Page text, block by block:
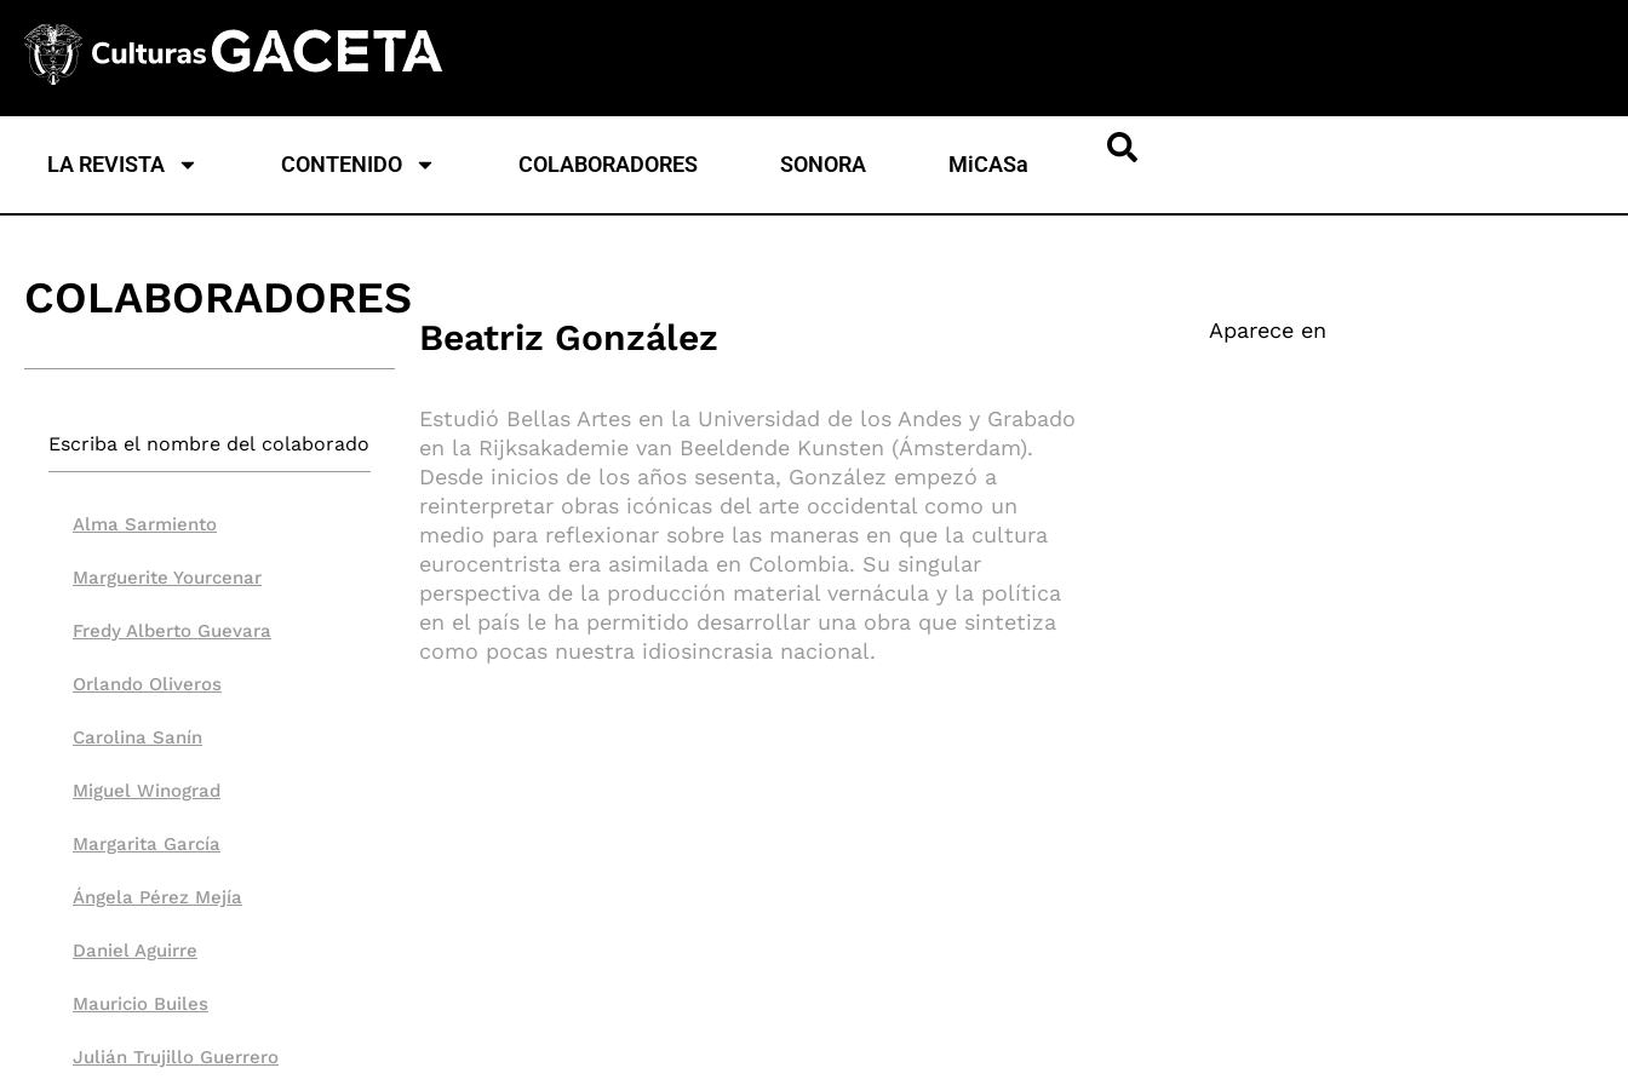
LA REVISTA CONTENIDO COLABORADORES SONORA MiCASa
COLABORADORES
Alma Sarmiento
Marguerite Yourcenar
Fredy Alberto Guevara
Orlando Oliveros
Carolina Sanín
Miguel Winograd
Margarita García
Ángela Pérez Mejía
Daniel Aguirre
Mauricio Builes
Julián Trujillo Guerrero
Beatriz González
Estudió Bellas Artes en la Universidad de los Andes y Grabado
en la Rijksakademie van Beeldende Kunsten (Ámsterdam).
Desde inicios de los años sesenta, González empezó a
reinterpretar obras icónicas del arte occidental como un
medio para reflexionar sobre las maneras en que la cultura
eurocentrista era asimilada en Colombia. Su singular
perspectiva de la producción material vernácula y la política
en el país le ha permitido desarrollar una obra que sintetiza
como pocas nuestra idiosincrasia nacional.
Aparece en